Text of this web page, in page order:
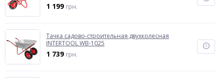
1 199 грн.
Тачка садово-строительная двухколесная
INTERTOOL WB-1025
1 739 грн.